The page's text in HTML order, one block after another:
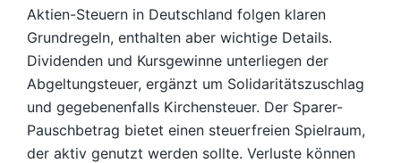
Aktien-Steuern in Deutschland folgen klaren
Grundregeln, enthalten aber wichtige Details.
Dividenden und Kursgewinne unterliegen der
Abgeltungsteuer, ergänzt um Solidaritätszuschlag
und gegebenenfalls Kirchensteuer. Der Sparer-
Pauschbetrag bietet einen steuerfreien Spielraum,
der aktiv genutzt werden sollte. Verluste können